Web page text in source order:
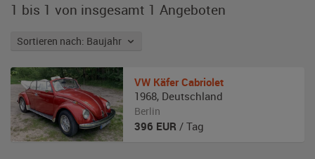
1 bis 1 von insgesamt 1 Angeboten
Sortieren nach: Baujahr
VW Käfer Cabriolet
1968, Deutschland
Berlin
396 EUR / Tag